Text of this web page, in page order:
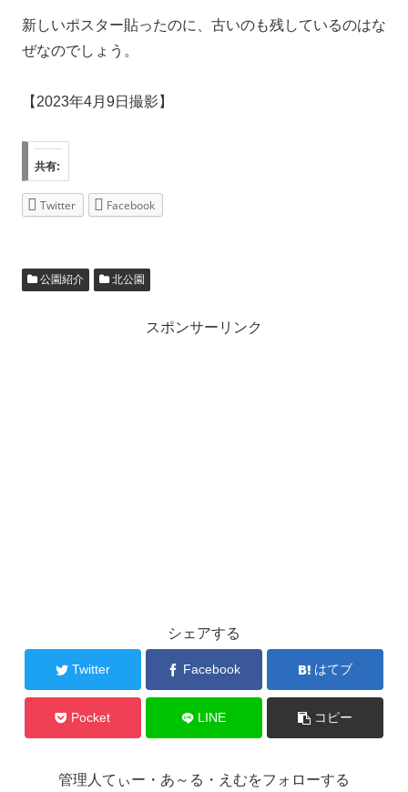
新しいポスター貼ったのに、古いのも残しているのはな
ぜなのでしょう。
【2023年4月9日撮影】
共有:
Twitter Facebook
公園紹介 北公園
スポンサーリンク
シェアする
Twitter Facebook はてブ
Pocket LINE コピー
管理人てぃー・あ～る・えむをフォローする